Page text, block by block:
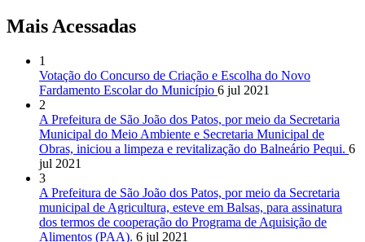
Mais Acessadas
1
Votação do Concurso de Criação e Escolha do Novo
Fardamento Escolar do Município 6 jul 2021
2
A Prefeitura de São João dos Patos, por meio da Secretaria
Municipal do Meio Ambiente e Secretaria Municipal de
Obras, iniciou a limpeza e revitalização do Balneário Pequi. 6
jul 2021
3
A Prefeitura de São João dos Patos, por meio da Secretaria
municipal de Agricultura, esteve em Balsas, para assinatura
dos termos de cooperação do Programa de Aquisição de
Alimentos (PAA). 6 jul 2021